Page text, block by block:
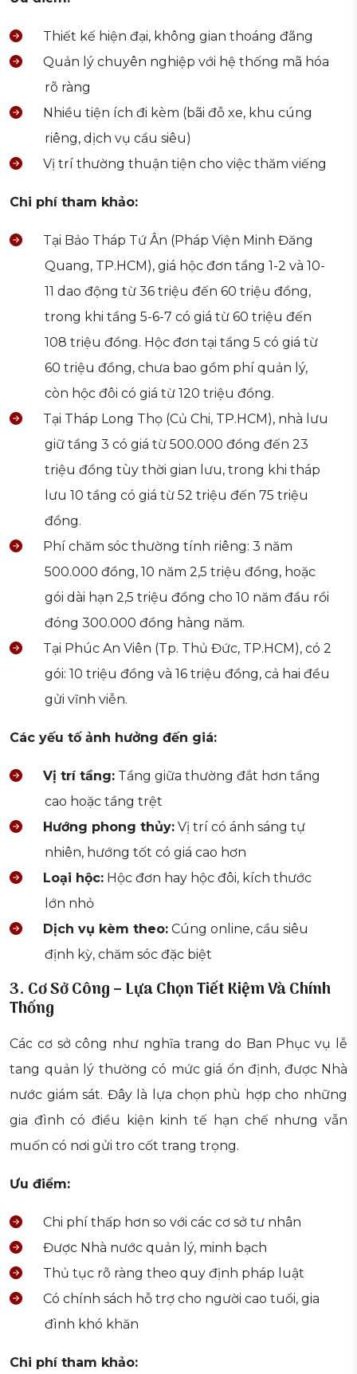
Thiết kế hiện đại, không gian thoáng đãng
Quản lý chuyên nghiệp với hệ thống mã hóa
rõ ràng
Nhiều tiện ích đi kèm (bãi đỗ xe, khu cúng
riêng, dịch vụ cầu siêu)
Vị trí thường thuận tiện cho việc thăm viếng
Chi phí tham khảo:
Tại Bảo Tháp Tứ Ân (Pháp Viện Minh Đăng
Quang, TP.HCM), giá hộc đơn tầng 1-2 và 10-
11 dao động từ 36 triệu đến 60 triệu đồng,
trong khi tầng 5-6-7 có giá từ 60 triệu đến
108 triệu đồng. Hộc đơn tại tầng 5 có giá từ
60 triệu đồng, chưa bao gồm phí quản lý,
còn hộc đôi có giá từ 120 triệu đồng.
Tại Tháp Long Thọ (Củ Chi, TP.HCM), nhà lưu
giữ tầng 3 có giá từ 500.000 đồng đến 23
triệu đồng tùy thời gian lưu, trong khi tháp
lưu 10 tầng có giá từ 52 triệu đến 75 triệu
đồng.
Phí chăm sóc thường tính riêng: 3 năm
500.000 đồng, 10 năm 2,5 triệu đồng, hoặc
gói dài hạn 2,5 triệu đồng cho 10 năm đầu rồi
đóng 300.000 đồng hàng năm.
Tại Phúc An Viên (Tp. Thủ Đức, TP.HCM), có 2
gói: 10 triệu đồng và 16 triệu đồng, cả hai đều
gửi vĩnh viễn.
Các yếu tố ảnh hưởng đến giá:
Vị trí tầng: Tầng giữa thường đắt hơn tầng
cao hoặc tầng trệt
Hướng phong thủy: Vị trí có ánh sáng tự
nhiên, hướng tốt có giá cao hơn
Loại hộc: Hộc đơn hay hộc đôi, kích thước
lớn nhỏ
Dịch vụ kèm theo: Cúng online, cầu siêu
định kỳ, chăm sóc đặc biệt
3. Cơ Sở Công – Lựa Chọn Tiết Kiệm Và Chính
Thống
Các cơ sở công như nghĩa trang do Ban Phục vụ lễ
tang quản lý thường có mức giá ổn định, được Nhà
nước giám sát. Đây là lựa chọn phù hợp cho những
gia đình có điều kiện kinh tế hạn chế nhưng vẫn
muốn có nơi gửi tro cốt trang trọng.
Ưu điểm:
Chi phí thấp hơn so với các cơ sở tư nhân
Được Nhà nước quản lý, minh bạch
Thủ tục rõ ràng theo quy định pháp luật
Có chính sách hỗ trợ cho người cao tuổi, gia
đình khó khăn
Chi phí tham khảo: